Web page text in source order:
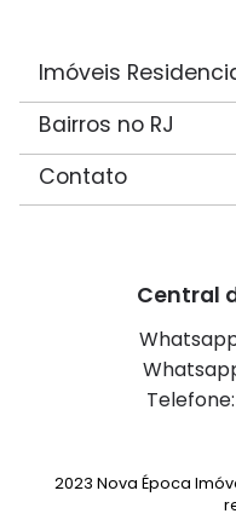
Imóveis
Bairros no RJ
Contato
Central
2023 Nova Época